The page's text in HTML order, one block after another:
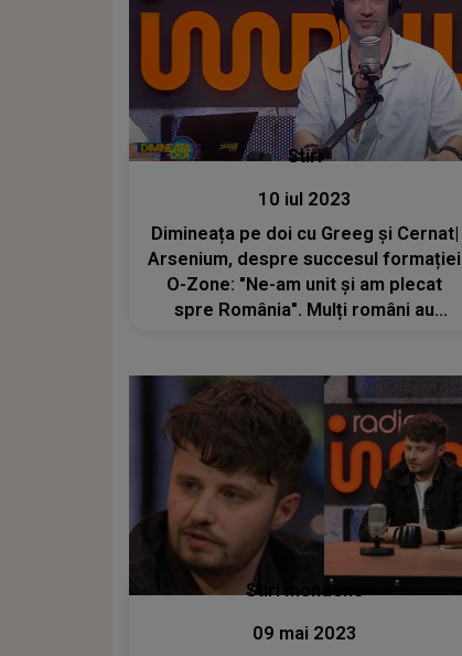
Stiri
10 iul 2023
Dimineața pe doi cu Greeg și Cernat|
Arsenium, despre succesul formației
O-Zone: "Ne-am unit și am plecat
spre România". Mulți români au
Stiri mondene
09 mai 2023